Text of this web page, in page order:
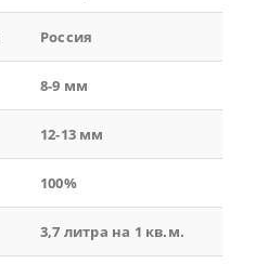
Россия
8-9 мм
12-13 мм
100%
3,7 литра на 1 кв.м.